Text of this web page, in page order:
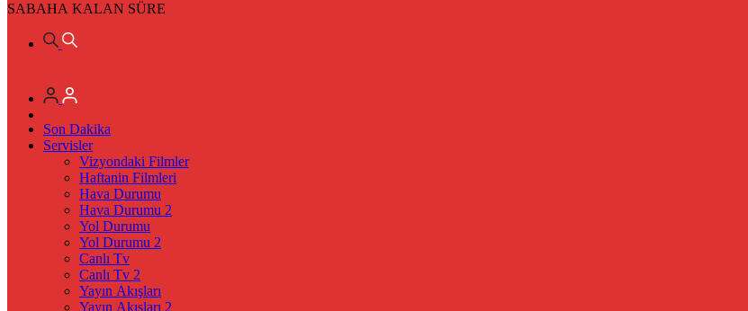
SABAHA KALAN SÜRE
Son Dakika
Servisler
Vizyondaki Filmler
Haftanin Filmleri
Hava Durumu
Hava Durumu 2
Yol Durumu
Yol Durumu 2
Canlı Tv
Canlı Tv 2
Yayın Akışları
Yayın Akışları 2